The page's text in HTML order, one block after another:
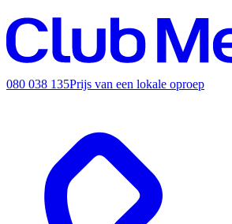
080 038 135Prijs van een lokale oproep